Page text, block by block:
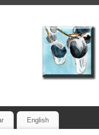
English